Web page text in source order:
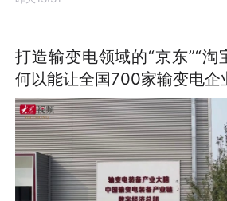
打造输变电领域的“京东”“淘
何以能让全国700家输变电企